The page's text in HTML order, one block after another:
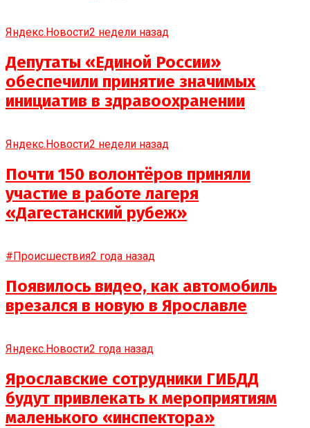
Яндекс.Новости2 недели назад
Депутаты «Единой России»
обеспечили принятие значимых
инициатив в здравоохранении
Яндекс.Новости2 недели назад
Почти 150 волонтёров приняли
участие в работе лагеря
«Дагестанский рубеж»
#Происшествия2 года назад
Появилось видео, как автомобиль
врезался в новую в Ярославле
Яндекс.Новости2 года назад
Ярославские сотрудники ГИБДД
будут привлекать к мероприятиям
маленького «инспектора»